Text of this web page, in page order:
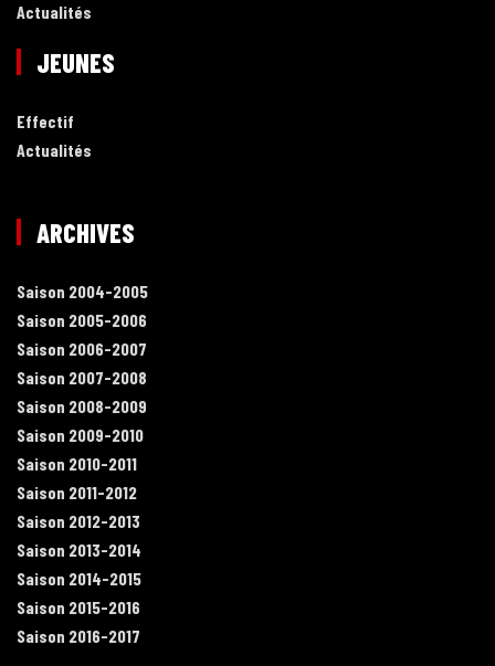
Actualités
JEUNES
Effectif
Actualités
ARCHIVES
Saison 2004-2005
Saison 2005-2006
Saison 2006-2007
Saison 2007-2008
Saison 2008-2009
Saison 2009-2010
Saison 2010-2011
Saison 2011-2012
Saison 2012-2013
Saison 2013-2014
Saison 2014-2015
Saison 2015-2016
Saison 2016-2017